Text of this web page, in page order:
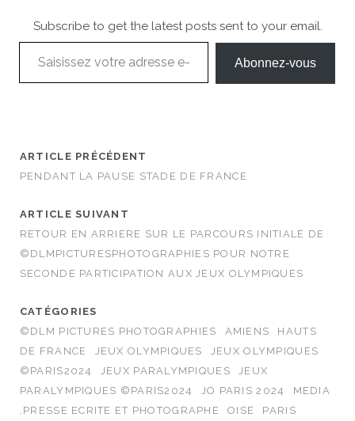
Subscribe to get the latest posts sent to your email.
Saisissez votre adresse e-mail…
Abonnez-vous
ARTICLE PRÉCÉDENT
PENDANT LA PAUSE STADE DE FRANCE
ARTICLE SUIVANT
RETOUR EN ARRIERE SUR LE PARCOURS INITIALE DE
©DLMPICTURESPHOTOGRAPHIES POUR NOTRE
SECONDE PARTICIPATION AUX JEUX OLYMPIQUES
CATÉGORIES
©DLM PICTURES PHOTOGRAPHIES
AMIENS
HAUTS
DE FRANCE
JEUX OLYMPIQUES
JEUX OLYMPIQUES
©PARIS2024
JEUX PARALYMPIQUES
JEUX
PARALYMPIQUES ©PARIS2024
JO PARIS 2024
MEDIA
,PRESSE ECRITE ET PHOTOGRAPHE
OISE
PARIS